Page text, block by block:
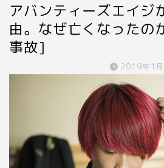
アバンティーズエイジ
由。なぜ亡くなったの
事故]
2019年1